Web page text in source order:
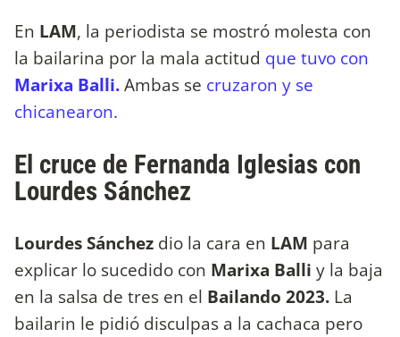
En LAM, la periodista se mostró molesta con
la bailarina por la mala actitud que tuvo con
Marixa Balli.Ambas se cruzaron y se
chicanearon.
El cruce de Fernanda Iglesias con
Lourdes Sánchez
Lourdes Sánchez dio la cara en LAM para
explicar lo sucedido con Marixa Balli y la baja
en la salsa de tres en el Bailando 2023. La
bailarin le pidió disculpas a la cachaca pero